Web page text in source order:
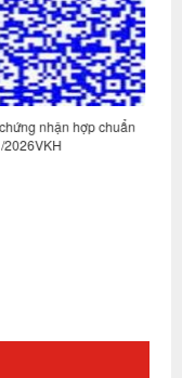
QR Giấy chứng nhận hợp
số: 171-3/2026VKH